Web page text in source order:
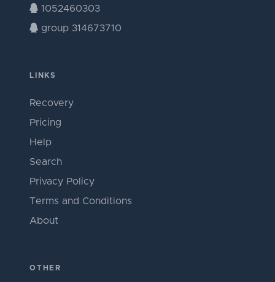
1052460303
group 314673710
LINKS
Recovery
Pricing
Help
Search
Privacy Policy
Terms and Conditions
About
OTHER